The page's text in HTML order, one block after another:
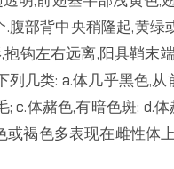
部背中央稍隆起,黄绿
钩左右远离,阳具鞘末
几类: a.体几乎黑色,
c.体赭色,有暗色斑; d.
褐色多表现在雌性体上